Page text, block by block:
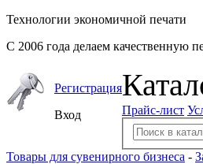
Технологии экономичной печати
С 2006 года делаем качественную
Регистрация
Вход
Прайс-лист
Товары для сувенирного бизнеса -